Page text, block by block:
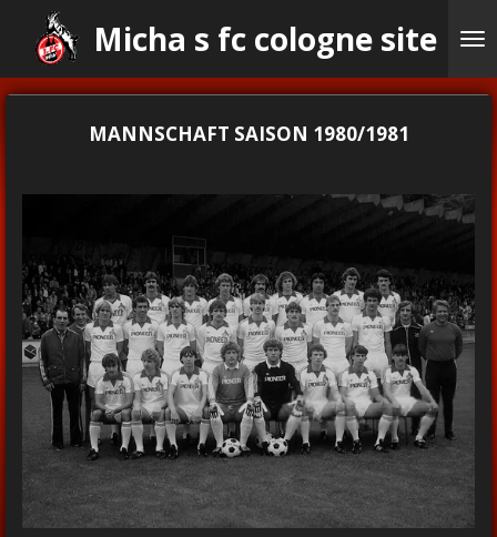
direct
naar
Micha s fc cologne site
MANNSCHAFT SAISON 1980/1981